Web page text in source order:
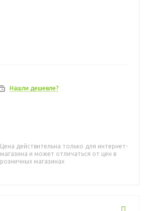
Нашли дешевле?
Цена действительна только для интернет-
магазина и может отличаться от цен в
розничных магазинах